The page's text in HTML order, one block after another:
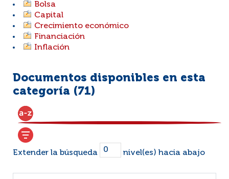
Bolsa
Capital
Crecimiento económico
Financiación
Inflación
Documentos disponibles en esta
categoría (71)
Extender la búsqueda nivel(es) hacia abajo